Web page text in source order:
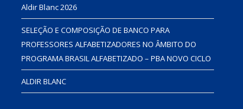
Aldir Blanc 2026
SELEÇÃO E COMPOSIÇÃO DE BANCO PARA
PROFESSORES ALFABETIZADORES NO ÂMBITO DO
PROGRAMA BRASIL ALFABETIZADO – PBA NOVO CICLO
ALDIR BLANC